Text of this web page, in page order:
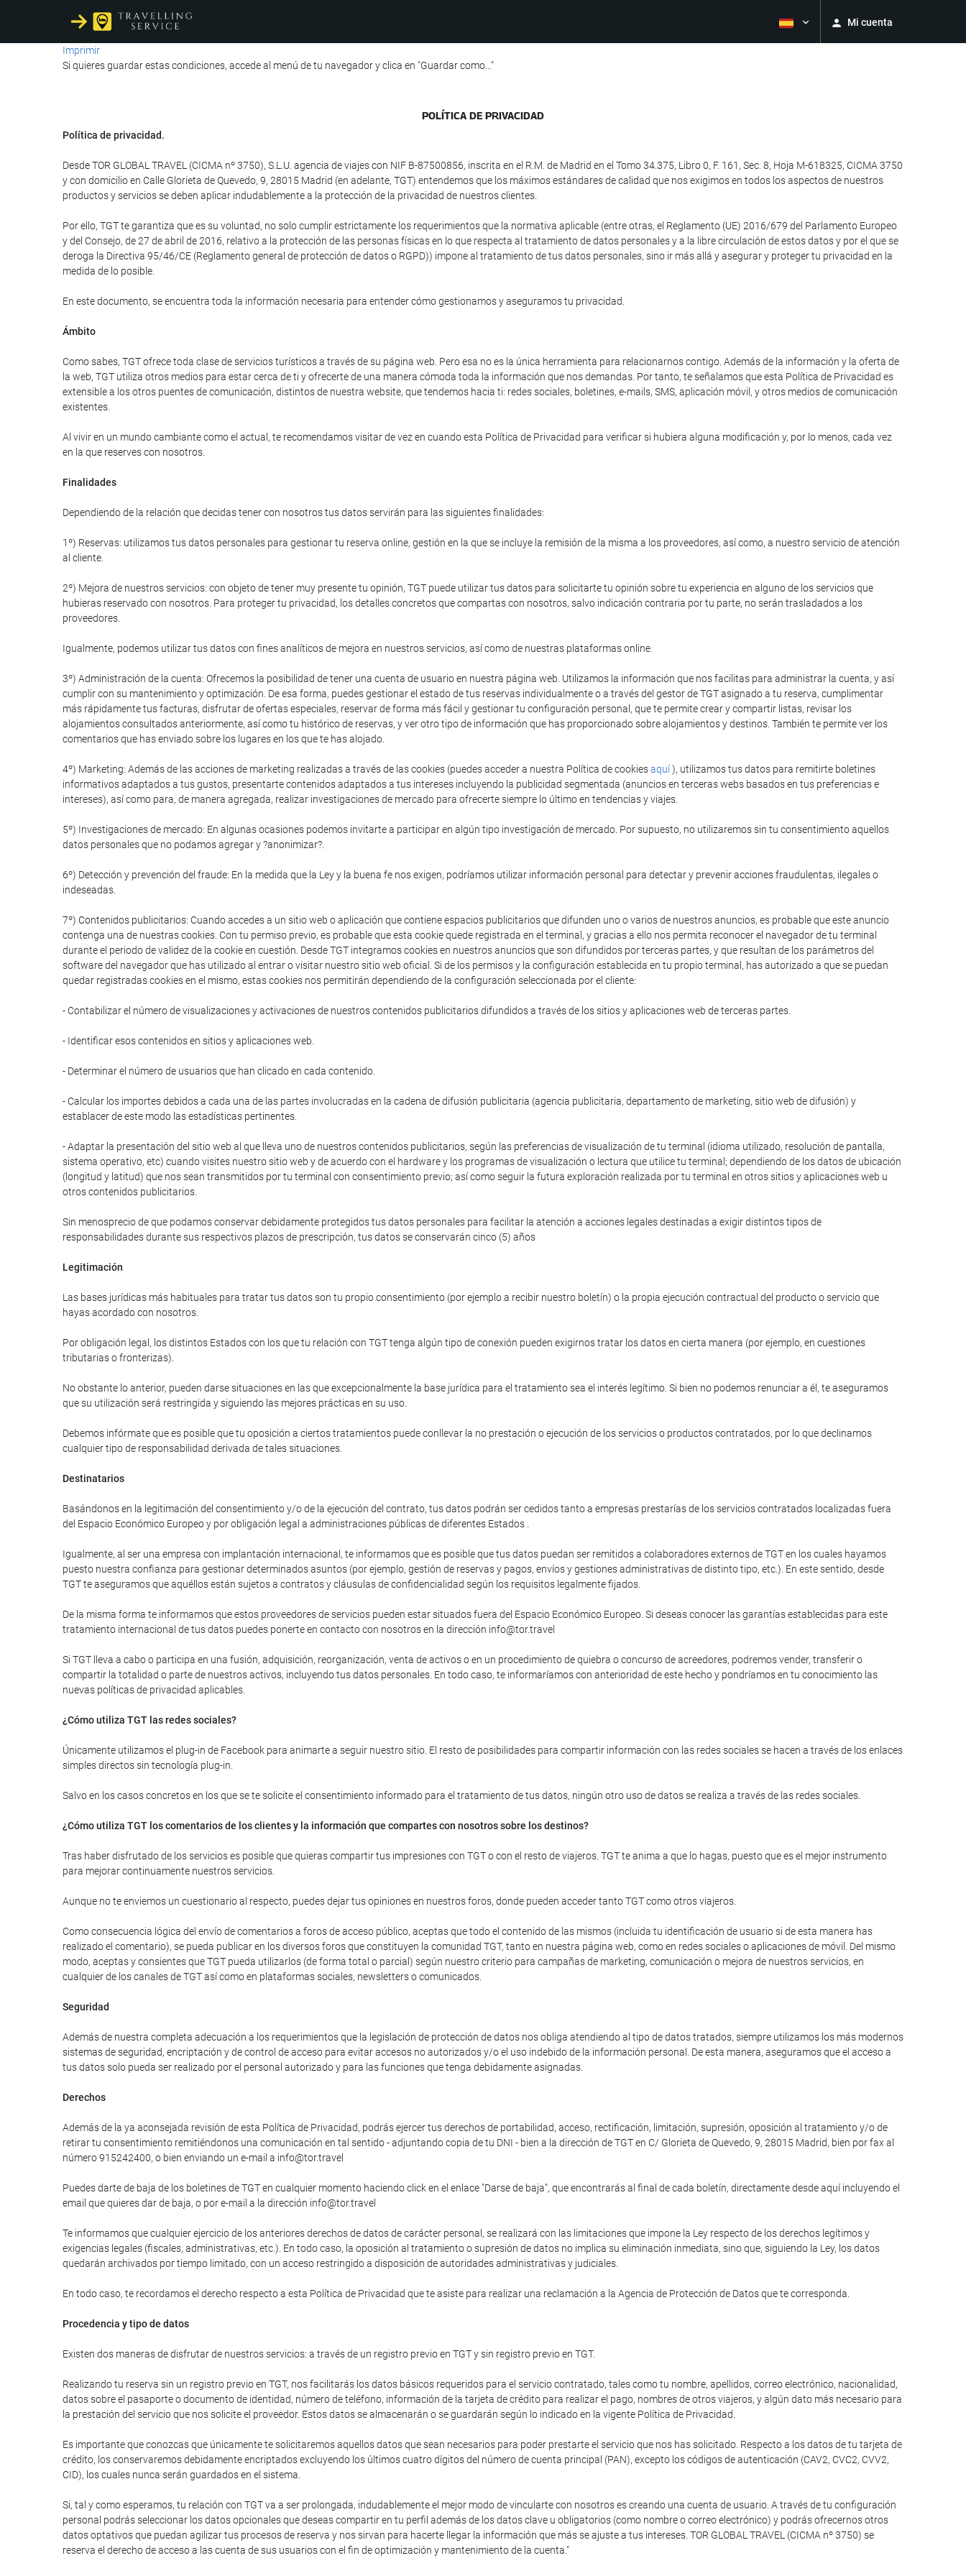
Mi cuenta
Imprimir
Si quieres guardar estas condiciones, accede al menú de tu navegador y clica en "Guardar como..."
POLÍ­TICA DE PRIVACIDAD
Política de privacidad.
Desde TOR GLOBAL TRAVEL (CICMA nº 3750), S.L.U. agencia de viajes con NIF B-87500856, inscrita en el R.M. de Madrid en el Tomo 34.375, Libro 0, F. 161, Sec. 8, Hoja M-618325, CICMA 3750
y con domicilio en Calle Glorieta de Quevedo, 9, 28015 Madrid (en adelante, TGT) entendemos que los máximos estándares de calidad que nos exigimos en todos los aspectos de nuestros
productos y servicios se deben aplicar indudablemente a la protección de la privacidad de nuestros clientes.
Por ello, TGT te garantiza que es su voluntad, no solo cumplir estrictamente los requerimientos que la normativa aplicable (entre otras, el Reglamento (UE) 2016/679 del Parlamento Europeo
y del Consejo, de 27 de abril de 2016, relativo a la protección de las personas físicas en lo que respecta al tratamiento de datos personales y a la libre circulación de estos datos y por el que se
deroga la Directiva 95/46/CE (Reglamento general de protección de datos o RGPD)) impone al tratamiento de tus datos personales, sino ir más allá y asegurar y proteger tu privacidad en la
medida de lo posible.
En este documento, se encuentra toda la información necesaria para entender cómo gestionamos y aseguramos tu privacidad.
Ámbito
Como sabes, TGT ofrece toda clase de servicios turísticos a través de su página web. Pero esa no es la única herramienta para relacionarnos contigo. Además de la información y la oferta de
la web, TGT utiliza otros medios para estar cerca de ti y ofrecerte de una manera cómoda toda la información que nos demandas. Por tanto, te señalamos que esta Política de Privacidad es
extensible a los otros puentes de comunicación, distintos de nuestra website, que tendemos hacia ti: redes sociales, boletines, e-mails, SMS, aplicación móvil, y otros medios de comunicación
existentes.
Al vivir en un mundo cambiante como el actual, te recomendamos visitar de vez en cuando esta Política de Privacidad para verificar si hubiera alguna modificación y, por lo menos, cada vez
en la que reserves con nosotros.
Finalidades
Dependiendo de la relación que decidas tener con nosotros tus datos servirán para las siguientes finalidades:
1º) Reservas: utilizamos tus datos personales para gestionar tu reserva online, gestión en la que se incluye la remisión de la misma a los proveedores, así como, a nuestro servicio de atención
al cliente.
2º) Mejora de nuestros servicios: con objeto de tener muy presente tu opinión, TGT puede utilizar tus datos para solicitarte tu opinión sobre tu experiencia en alguno de los servicios que
hubieras reservado con nosotros. Para proteger tu privacidad, los detalles concretos que compartas con nosotros, salvo indicación contraria por tu parte, no serán trasladados a los
proveedores.
Igualmente, podemos utilizar tus datos con fines analíticos de mejora en nuestros servicios, así como de nuestras plataformas online.
3º) Administración de la cuenta: Ofrecemos la posibilidad de tener una cuenta de usuario en nuestra página web. Utilizamos la información que nos facilitas para administrar la cuenta, y así
cumplir con su mantenimiento y optimización. De esa forma, puedes gestionar el estado de tus reservas individualmente o a través del gestor de TGT asignado a tu reserva, cumplimentar
más rápidamente tus facturas, disfrutar de ofertas especiales, reservar de forma más fácil y gestionar tu configuración personal, que te permite crear y compartir listas, revisar los
alojamientos consultados anteriormente, así como tu histórico de reservas, y ver otro tipo de información que has proporcionado sobre alojamientos y destinos. También te permite ver los
comentarios que has enviado sobre los lugares en los que te has alojado.
4º) Marketing: Además de las acciones de marketing realizadas a través de las cookies (puedes acceder a nuestra Política de cookiesaquí), utilizamos tus datos para remitirte boletines
informativos adaptados a tus gustos, presentarte contenidos adaptados a tus intereses incluyendo la publicidad segmentada (anuncios en terceras webs basados en tus preferencias e
intereses), así como para, de manera agregada, realizar investigaciones de mercado para ofrecerte siempre lo último en tendencias y viajes.
5º) Investigaciones de mercado: En algunas ocasiones podemos invitarte a participar en algún tipo investigación de mercado. Por supuesto, no utilizaremos sin tu consentimiento aquellos
datos personales que no podamos agregar y ?anonimizar?.
6º) Detección y prevención del fraude: En la medida que la Ley y la buena fe nos exigen, podríamos utilizar información personal para detectar y prevenir acciones fraudulentas, ilegales o
indeseadas.
7º) Contenidos publicitarios: Cuando accedes a un sitio web o aplicación que contiene espacios publicitarios que difunden uno o varios de nuestros anuncios, es probable que este anuncio
contenga una de nuestras cookies. Con tu permiso previo, es probable que esta cookie quede registrada en el terminal, y gracias a ello nos permita reconocer el navegador de tu terminal
durante el periodo de validez de la cookie en cuestión. Desde TGT integramos cookies en nuestros anuncios que son difundidos por terceras partes, y que resultan de los parámetros del
software del navegador que has utilizado al entrar o visitar nuestro sitio web oficial. Si de los permisos y la configuración establecida en tu propio terminal, has autorizado a que se puedan
quedar registradas cookies en el mismo, estas cookies nos permitirán dependiendo de la configuración seleccionada por el cliente:
- Contabilizar el número de visualizaciones y activaciones de nuestros contenidos publicitarios difundidos a través de los sitios y aplicaciones web de terceras partes.
- Identificar esos contenidos en sitios y aplicaciones web.
- Determinar el número de usuarios que han clicado en cada contenido.
- Calcular los importes debidos a cada una de las partes involucradas en la cadena de difusión publicitaria (agencia publicitaria, departamento de marketing, sitio web de difusión) y
establacer de este modo las estadísticas pertinentes.
- Adaptar la presentación del sitio web al que lleva uno de nuestros contenidos publicitarios, según las preferencias de visualización de tu terminal (idioma utilizado, resolución de pantalla,
sistema operativo, etc) cuando visites nuestro sitio web y de acuerdo con el hardware y los programas de visualización o lectura que utilice tu terminal; dependiendo de los datos de ubicación
(longitud y latitud) que nos sean transmitidos por tu terminal con consentimiento previo; así como seguir la futura exploración realizada por tu terminal en otros sitios y aplicaciones web u
otros contenidos publicitarios.
Sin menosprecio de que podamos conservar debidamente protegidos tus datos personales para facilitar la atención a acciones legales destinadas a exigir distintos tipos de
responsabilidades durante sus respectivos plazos de prescripción, tus datos se conservarán cinco (5) años
Legitimación
Las bases jurídicas más habituales para tratar tus datos son tu propio consentimiento (por ejemplo a recibir nuestro boletín) o la propia ejecución contractual del producto o servicio que
hayas acordado con nosotros.
Por obligación legal, los distintos Estados con los que tu relación con TGT tenga algún tipo de conexión pueden exigirnos tratar los datos en cierta manera (por ejemplo, en cuestiones
tributarias o fronterizas).
No obstante lo anterior, pueden darse situaciones en las que excepcionalmente la base jurídica para el tratamiento sea el interés legítimo. Si bien no podemos renunciar a él, te aseguramos
que su utilización será restringida y siguiendo las mejores prácticas en su uso.
Debemos infórmate que es posible que tu oposición a ciertos tratamientos puede conllevar la no prestación o ejecución de los servicios o productos contratados, por lo que declinamos
cualquier tipo de responsabilidad derivada de tales situaciones.
Destinatarios
Basándonos en la legitimación del consentimiento y/o de la ejecución del contrato, tus datos podrán ser cedidos tanto a empresas prestarías de los servicios contratados localizadas fuera
del Espacio Económico Europeo y por obligación legal a administraciones públicas de diferentes Estados .
Igualmente, al ser una empresa con implantación internacional, te informamos que es posible que tus datos puedan ser remitidos a colaboradores externos de TGT en los cuales hayamos
puesto nuestra confianza para gestionar determinados asuntos (por ejemplo, gestión de reservas y pagos, envíos y gestiones administrativas de distinto tipo, etc.). En este sentido, desde
TGT te aseguramos que aquéllos están sujetos a contratos y cláusulas de confidencialidad según los requisitos legalmente fijados.
De la misma forma te informamos que estos proveedores de servicios pueden estar situados fuera del Espacio Económico Europeo. Si deseas conocer las garantías establecidas para este
tratamiento internacional de tus datos puedes ponerte en contacto con nosotros en la dirección info@tor.travel
Si TGT lleva a cabo o participa en una fusión, adquisición, reorganización, venta de activos o en un procedimiento de quiebra o concurso de acreedores, podremos vender, transferir o
compartir la totalidad o parte de nuestros activos, incluyendo tus datos personales. En todo caso, te informaríamos con anterioridad de este hecho y pondríamos en tu conocimiento las
nuevas políticas de privacidad aplicables.
¿Cómo utiliza TGT las redes sociales?
Únicamente utilizamos el plug-in de Facebook para animarte a seguir nuestro sitio. El resto de posibilidades para compartir información con las redes sociales se hacen a través de los enlaces
simples directos sin tecnología plug-in.
Salvo en los casos concretos en los que se te solicite el consentimiento informado para el tratamiento de tus datos, ningún otro uso de datos se realiza a través de las redes sociales.
¿Cómo utiliza TGT los comentarios de los clientes y la información que compartes con nosotros sobre los destinos?
Tras haber disfrutado de los servicios es posible que quieras compartir tus impresiones con TGT o con el resto de viajeros. TGT te anima a que lo hagas, puesto que es el mejor instrumento
para mejorar continuamente nuestros servicios.
Aunque no te enviemos un cuestionario al respecto, puedes dejar tus opiniones en nuestros foros, donde pueden acceder tanto TGT como otros viajeros.
Como consecuencia lógica del envío de comentarios a foros de acceso público, aceptas que todo el contenido de las mismos (incluida tu identificación de usuario si de esta manera has
realizado el comentario), se pueda publicar en los diversos foros que constituyen la comunidad TGT, tanto en nuestra página web, como en redes sociales o aplicaciones de móvil. Del mismo
modo, aceptas y consientes que TGT pueda utilizarlos (de forma total o parcial) según nuestro criterio para campañas de marketing, comunicación o mejora de nuestros servicios, en
cualquier de los canales de TGT así como en plataformas sociales, newsletters o comunicados.
Seguridad
Además de nuestra completa adecuación a los requerimientos que la legislación de protección de datos nos obliga atendiendo al tipo de datos tratados, siempre utilizamos los más modernos
sistemas de seguridad, encriptación y de control de acceso para evitar accesos no autorizados y/o el uso indebido de la información personal. De esta manera, aseguramos que el acceso a
tus datos solo pueda ser realizado por el personal autorizado y para las funciones que tenga debidamente asignadas.
Derechos
Además de la ya aconsejada revisión de esta Política de Privacidad, podrás ejercer tus derechos de portabilidad, acceso, rectificación, limitación, supresión, oposición al tratamiento y/o de
retirar tu consentimiento remitiéndonos una comunicación en tal sentido - adjuntando copia de tu DNI - bien a la dirección de TGT en C/ Glorieta de Quevedo, 9, 28015 Madrid, bien por fax al
número 915242400, o bien enviando un e-mail a info@tor.travel
Puedes darte de baja de los boletines de TGT en cualquier momento haciendo click en el enlace "Darse de baja", que encontrarás al final de cada boletín, directamente desde aquí incluyendo el
email que quieres dar de baja, o por e-mail a la dirección info@tor.travel
Te informamos que cualquier ejercicio de los anteriores derechos de datos de carácter personal, se realizará con las limitaciones que impone la Ley respecto de los derechos legítimos y
exigencias legales (fiscales, administrativas, etc.). En todo caso, la oposición al tratamiento o supresión de datos no implica su eliminación inmediata, sino que, siguiendo la Ley, los datos
quedarán archivados por tiempo limitado, con un acceso restringido a disposición de autoridades administrativas y judiciales.
En todo caso, te recordamos el derecho respecto a esta Política de Privacidad que te asiste para realizar una reclamación a la Agencia de Protección de Datos que te corresponda.
Procedencia y tipo de datos
Existen dos maneras de disfrutar de nuestros servicios: a través de un registro previo en TGT y sin registro previo en TGT.
Realizando tu reserva sin un registro previo en TGT, nos facilitarás los datos básicos requeridos para el servicio contratado, tales como tu nombre, apellidos, correo electrónico, nacionalidad,
datos sobre el pasaporte o documento de identidad, número de teléfono, información de la tarjeta de crédito para realizar el pago, nombres de otros viajeros, y algún dato más necesario para
la prestación del servicio que nos solicite el proveedor. Estos datos se almacenarán o se guardarán según lo indicado en la vigente Política de Privacidad.
Es importante que conozcas que únicamente te solicitaremos aquellos datos que sean necesarios para poder prestarte el servicio que nos has solicitado. Respecto a los datos de tu tarjeta de
crédito, los conservaremos debidamente encriptados excluyendo los últimos cuatro dígitos del número de cuenta principal (PAN), excepto los códigos de autenticación (CAV2, CVC2, CVV2,
CID), los cuales nunca serán guardados en el sistema.
Si, tal y como esperamos, tu relación con TGT va a ser prolongada, indudablemente el mejor modo de vincularte con nosotros es creando una cuenta de usuario. A través de tu configuración
personal podrás seleccionar los datos opcionales que deseas compartir en tu perfil además de los datos clave u obligatorios (como nombre o correo electrónico) y podrás ofrecernos otros
datos optativos que puedan agilizar tus procesos de reserva y nos sirvan para hacerte llegar la información que más se ajuste a tus intereses. TOR GLOBAL TRAVEL (CICMA nº 3750) se
reserva el derecho de acceso a las cuenta de sus usuarios con el fin de optimización y mantenimiento de la cuenta."